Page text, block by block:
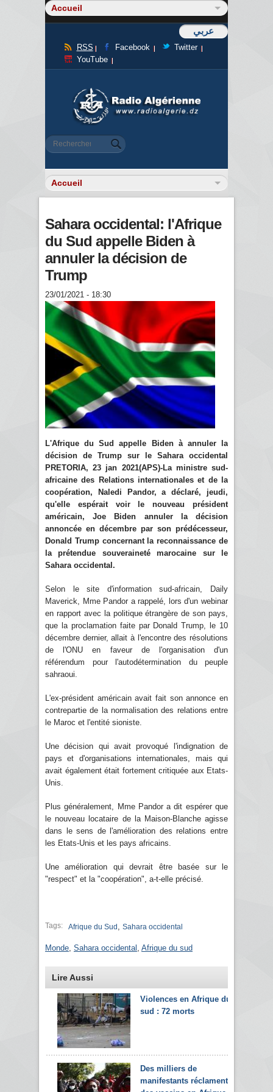
عربي
RSS Facebook
Twitter
YouTube
Formulaire de recherche
Rechercher
Sahara occidental: l'Afrique
du Sud appelle Biden à
annuler la décision de
Trump
23/01/2021 - 18:30
L'Afrique du Sud appelle Biden à annuler la
décision de Trump sur le Sahara occidental
PRETORIA, 23 jan 2021(APS)-La ministre sud-
africaine des Relations internationales et de la
coopération, Naledi Pandor, a déclaré, jeudi,
qu'elle espérait voir le nouveau président
américain, Joe Biden annuler la décision
annoncée en décembre par son prédécesseur,
Donald Trump concernant la reconnaissance de
la prétendue souveraineté marocaine sur le
Sahara occidental.
Selon le site d'information sud-africain, Daily
Maverick, Mme Pandor a rappelé, lors d'un webinar
en rapport avec la politique étrangère de son pays,
que la proclamation faite par Donald Trump, le 10
décembre dernier, allait à l'encontre des résolutions
de l'ONU en faveur de l'organisation d'un
référendum pour l'autodétermination du peuple
sahraoui.
L'ex-président américain avait fait son annonce en
contrepartie de la normalisation des relations entre
le Maroc et l'entité sioniste.
Une décision qui avait provoqué l'indignation de
pays et d'organisations internationales, mais qui
avait également était fortement critiquée aux Etats-
Unis.
Plus généralement, Mme Pandor a dit espérer que
le nouveau locataire de la Maison-Blanche agisse
dans le sens de l'amélioration des relations entre
les Etats-Unis et les pays africains.
Une amélioration qui devrait être basée sur le
"respect" et la "coopération", a-t-elle précisé.
Tags: Afrique du Sud Sahara occidental
Monde Sahara occidental Afrique du sud
Lire Aussi
Violences en Afrique du
sud : 72 morts
Des milliers de
manifestants réclament